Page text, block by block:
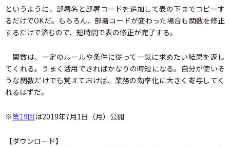
というように、部署名と部署コードを追加して表の下までコピーす
るだけでOKだ。もちろん、部署コードが変わった場合も関数を修正
するだけで済むので、短時間で表の修正が完了する。
関数は、一定のルールや条件に従って一気に求めたい結果を返し
てくれる。うまく活用できればかなりの時短になる。自分が使いそ
うな関数だけでも覚えておけば、業務の効率化に大きく寄与してく
れるはずだ。
※第19回は2019年7月1日（月）公開
【ダウンロード】